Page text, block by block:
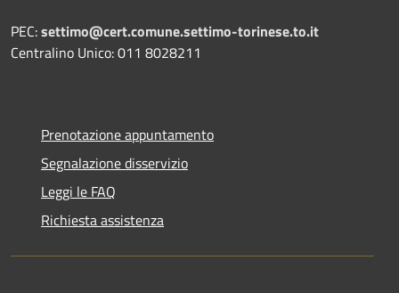
PEC:settimo@cert.comune.settimo-torinese.to.it
Centralino Unico: 011 8028211
Prenotazione appuntamento
Segnalazione disservizio
Leggi le FAQ
Richiesta assistenza